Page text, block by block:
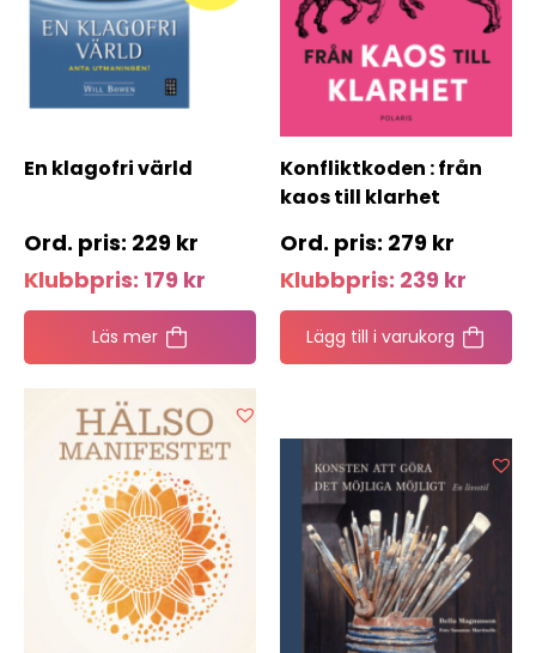
En klagofri värld
229 kr
Klubbpris: 179 kr
Läs mer
Konfliktkoden : från
kaos till klarhet
279 kr
Klubbpris: 239 kr
Lägg till i varukorg